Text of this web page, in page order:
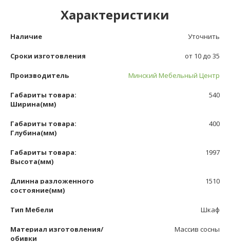
Характеристики
Наличие Уточнить
Сроки изготовления от 10 до 35
Производитель Минский Мебельный Центр
Габариты товара:
Ширина(мм)
540
Габариты товара:
Глубина(мм)
400
Габариты товара:
Высота(мм)
1997
Длинна разложенного
состояние(мм)
1510
Тип Мебели Шкаф
Материал изготовления/
обивки
Массив сосны